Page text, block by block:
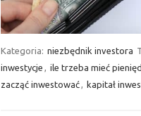
Kategoria: niezbędnik investora
inwestycje , ile trzeba mieć
zacząć inwestować, kapitał